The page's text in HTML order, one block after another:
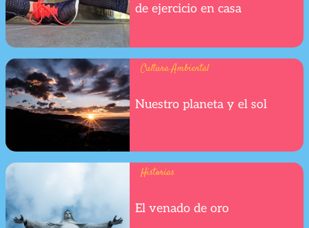
de ejercicio en casa
Cultura Ambiental
Nuestro planeta y el sol
Historias
El venado de oro